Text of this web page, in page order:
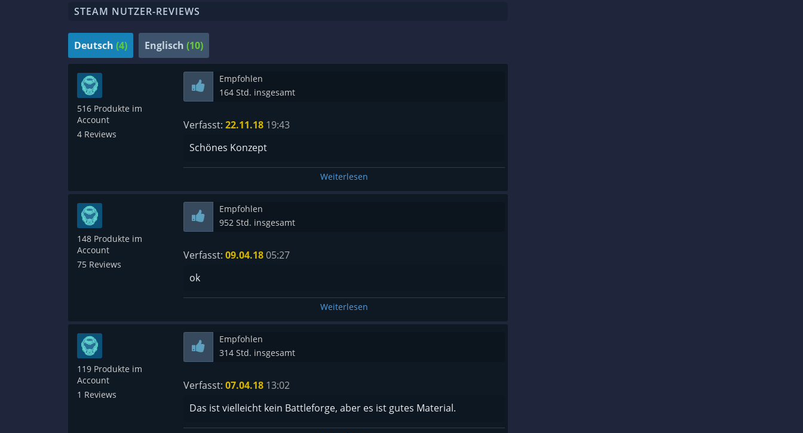
STEAM NUTZER-REVIEWS
Deutsch (4) Englisch (10)
516 Produkte im
Account
4 Reviews
Empfohlen
164 Std. insgesamt
Verfasst: 22.11.1819:43
Schönes Konzept
Weiterlesen
148 Produkte im
Account
75 Reviews
Empfohlen
952 Std. insgesamt
Verfasst: 09.04.1805:27
ok
Weiterlesen
119 Produkte im
Account
1 Reviews
Empfohlen
314 Std. insgesamt
Verfasst: 07.04.1813:02
Das ist vielleicht kein Battleforge, aber es ist gutes Material.